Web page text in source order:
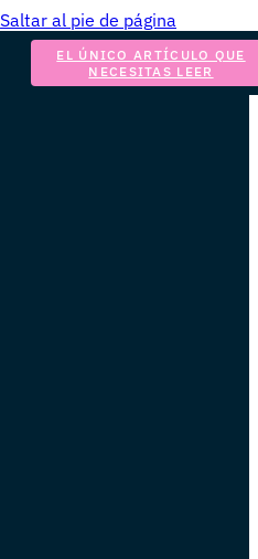
Saltar al pie de página
EL ÚNICO ARTÍCULO QUE
NECESITAS LEER